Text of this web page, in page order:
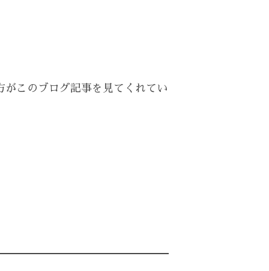
このブログ記事を見てくれてい